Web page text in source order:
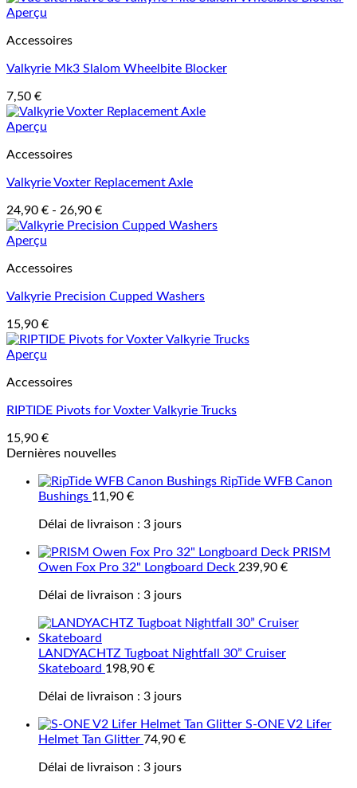
Aperçu
Accessoires
Valkyrie Mk3 Slalom Wheelbite Blocker
7,50 €
Aperçu
Accessoires
Valkyrie Voxter Replacement Axle
24,90 € - 26,90 €
Aperçu
Accessoires
Valkyrie Precision Cupped Washers
15,90 €
Aperçu
Accessoires
RIPTIDE Pivots for Voxter Valkyrie Trucks
15,90 €
Dernières nouvelles
RipTide WFB Canon
Bushings 11,90 €
Délai de livraison : 3 jours
PRISM
Owen Fox Pro 32" Longboard Deck 239,90 €
Délai de livraison : 3 jours
LANDYACHTZ Tugboat Nightfall 30” Cruiser
Skateboard 198,90 €
Délai de livraison : 3 jours
S-ONE V2 Lifer
Helmet Tan Glitter 74,90 €
Délai de livraison : 3 jours